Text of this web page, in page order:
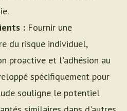
: Fournir une
du risque individuel,
proactive et l'adhésion au
spécifiquement pour
souligne le potentiel